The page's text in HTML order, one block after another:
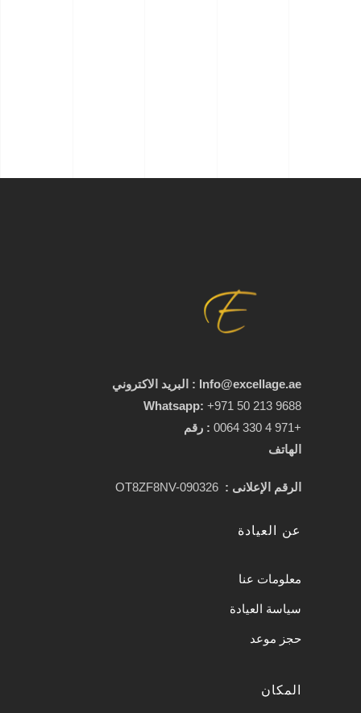
Info@excellage.ae : البريد الاكتروني
Whatsapp: +971 50 213 9688
+971 4 330 0064
: رقم
الهاتف
الرقم الإعلانى :
عن العيادة
معلومات عنا
سياسة العيادة
حجز موعد
المكان